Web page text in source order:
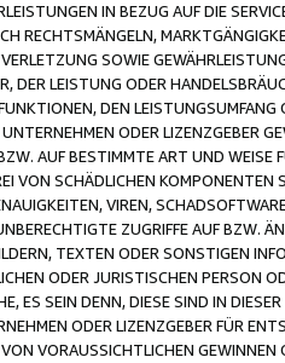
IN BEZUG AUF DIE
RECHTSMÄNGELN,
SOWIE
DER LEISTUNG ODER
DEN
ODER LIZENZGEBER
AUF BESTIMMTE ART UND
VON SCHÄDLICHEN
VIREN,
ZUGRIFFE AUF BZW.
TEXTEN ODER SONSTIGEN
ODER JURISTISCHEN PERSON
ES SEIN DENN, DIESE SIND IN
ODER LIZENZGEBER FÜR
VORAUSSICHTLICHEN